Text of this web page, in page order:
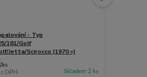
- Typ
181/Golf
Jetta/Scirocco (1970 »)
/ks
DPH Skladem 2 ks